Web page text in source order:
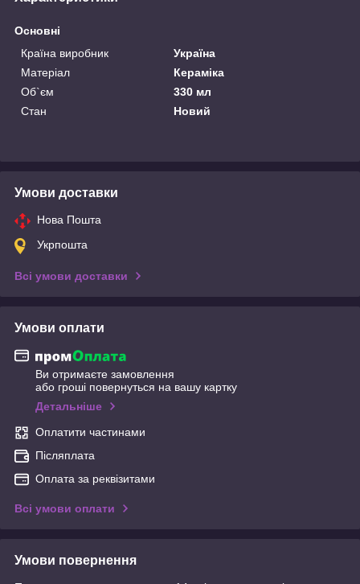
Основні
Країна виробник
Україна
Матеріал
Кераміка
Об`єм
330 мл
Стан
Новий
Умови доставки
Нова Пошта
Укрпошта
Всі умови доставки
Умови оплати
Ви отримаєте замовлення
або гроші повернуться на вашу картку
Детальніше
Оплатити частинами
Післяплата
Оплата за реквізитами
Всі умови оплати
Умови повернення